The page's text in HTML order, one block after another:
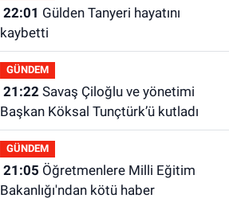
22:01
kaybetti
GÜNDEM
21:22Savaş Çiloğlu ve yönetimi
Başkan Köksal Tunçtürk’ü kutladı
GÜNDEM
21:05
Bakanlığı'ndan kötü haber